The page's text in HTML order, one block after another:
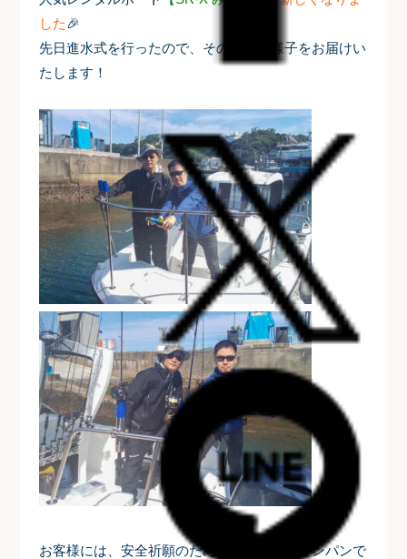
した🎉
先日進水式を行ったので、そのときの様子をお届けい
たします！
お客様には、安全祈願のため前方後方とシャンパンで